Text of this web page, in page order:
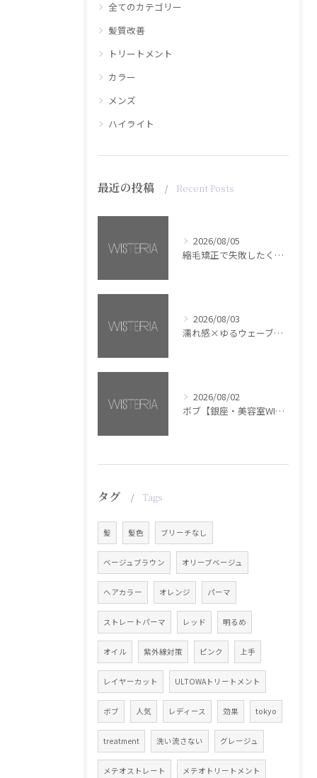
全てのカテゴリー
髪質改善
トリートメント
カラー
メンズ
ハイライト
最近の投稿 Recent Posts
2026/08/05
縮毛矯正で失敗したくない方へ【銀座・美容室WISTERIA】
2026/08/03
濡れ感×ゆるウェーブミディアム【銀座・美容室WISTERIA】
2026/08/02
ボブ【銀座・美容室WISTERIA】
タグ Tags
髪 髪色 ブリーチなし
ベージュブラウン オリーブベージュ
ヘアカラー オレンジ パーマ
ストレートパーマ レッド 明るめ
オイル 紫外線対策 ピンク 上手
レイヤーカット ULTOWAトリートメント
ボブ 人気 レディース 効果 tokyo
treatment 洗い流さない グレージュ
メテオストレート メテオトリートメント